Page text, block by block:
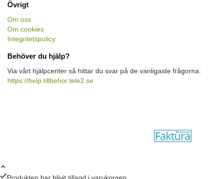
Övrigt
Om oss
Om cookies
Integritetspolicy
Behöver du hjälp?
Via vårt hjälpcenter så hittar du svar på de vanligaste frågorna:
https://help.tillbehor.tele2.se